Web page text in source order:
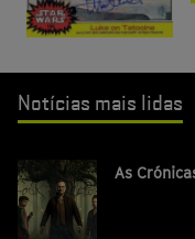
Notícias mais lidas
As